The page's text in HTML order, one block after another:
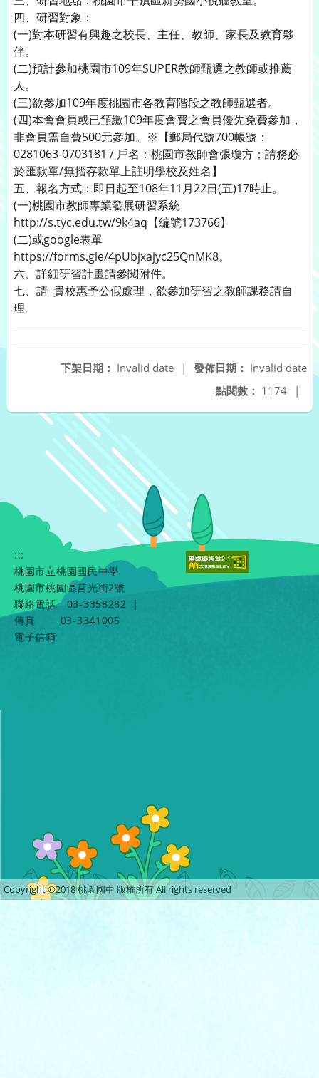
四、研習對象：
(一)對本研習有興趣之校長、主任、教師、家長及教育夥
伴。
(二)預計參加桃園市109年SUPER教師甄選之教師或推薦
人。
(三)欲參加109年度桃園市各教育階段之教師甄選者。
(四)本會會員或已預繳109年度會費之會員優先免費參加，
非會員需自費500元參加。※【郵局代號700帳號：
0281063-0703181 / 戶名：桃園市教師會張瓊方；請務必
於匯款單/無摺存款單上註明學校及姓名】
五、報名方式：即日起至108年11月22日(五)17時止。
(一)桃園市教師專業發展研習系統
http://s.tyc.edu.tw/9k4aq【編號173766】
(二)或google表單
https://forms.gle/4pUbjxajyc25QnMK8。
六、詳細研習計畫請參閱附件。
七、請 貴校惠予公假處理，欲參加研習之教師課務請自
理。
發佈日期： Invalid date
下架日期： Invalid date
|
點閱數： 1174 |
:::
桃園市立桃園國民中學
桃園市桃園區莒光街2號
聯絡電話
03-3358282
|
傳真
03-3341005
電子信箱
Copyright ©2018 桃園國中 版權所有 All rights reserved